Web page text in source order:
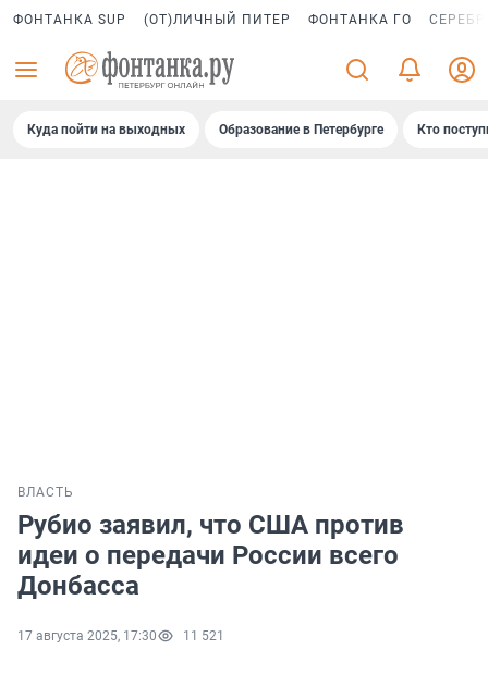
ФОНТАНКА SUP (ОТ)ЛИЧНЫЙ ПИТЕР ФОНТАНКА ГО
Куда пойти на выходных Образование в Петербурге Кто
ВЛАСТЬ
Рубио заявил, что США против
идеи о передачи России всего
Донбасса
17 августа 2025, 17:30 11 521